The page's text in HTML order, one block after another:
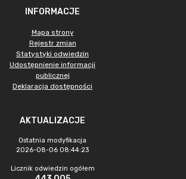
INFORMACJE
Mapa strony
Rejestr zmian
Statystyki odwiedzin
Udostępnienie informacji
publicznej
Deklaracja dostępności
AKTUALIZACJE
Ostatnia modyfikacja
2026-08-06 08:44:23
Licznik odwiedzin ogółem